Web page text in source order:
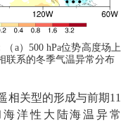
（ a） 500 hPa位势高度场上
联系的冬季气温异常分布
相关型的形成与前期11
洋性大陆海温异常